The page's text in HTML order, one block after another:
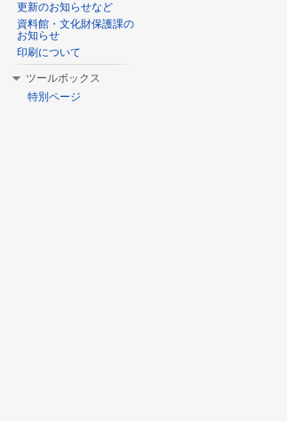
更新のお知らせなど
資料館・文化財保護課の
お知らせ
印刷について
ツールボックス
特別ページ